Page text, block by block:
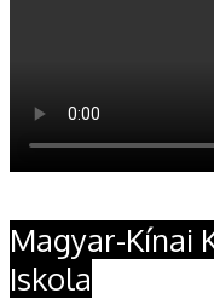
Magyar-Kínai
Iskola